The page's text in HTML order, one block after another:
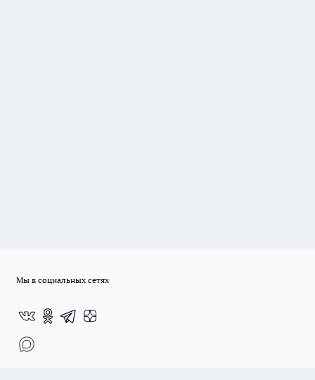
Мы в социальных сетях